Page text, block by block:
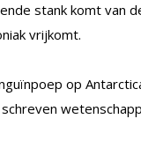
stank komt van
vrijkomt.
op